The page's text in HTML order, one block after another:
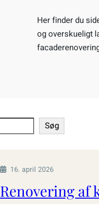
Her finder du
og overskueligt
Søg
16. april 2026
Renovering